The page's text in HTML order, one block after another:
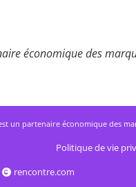
économique des
un partenaire économique des
Politique de vie
rencontre.com